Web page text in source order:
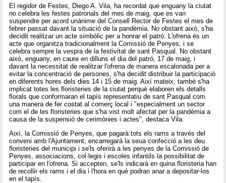
El regidor de Festes, Diego A. Vila, ha recordat que enguany la ciutat
no celebra les festes patronals del mes de maig, que es van
suspendre per acord unànime del Consell Rector de Festes el mes de
febrer passat davant la situació de la pandèmia. No obstant això, s'ha
decidit realitzar un acte simbòlic per a honrar el patró. L'ofrena és un
acte que organitza tradicionalment la Comissió de Penyes, i se
celebra sempre la vespra de la festivitat de sant Pasqual. No obstant
això, enguany, en caure en dilluns el dia del patró, 17 de maig, i
davant la necessitat de realitzar l'ofrena de manera escalonada per a
evitar la concentració de persones, s'ha decidit distribuir la participació
en diferents hores dels dies 14 i 15 de maig. Així mateix, també s'ha
implicat totes les floristeries de la ciutat perquè elaboren els detalls
florals que conformaran el tapís representatiu de sant Pasqual com
una manera de fer costat al comerç local i "especialment un sector
com el de les floristeries que s'ha vist molt afectat per la pandèmia a
causa de la suspensió de cerimònies i actes", destaca Vila.
Així, la Comissió de Penyes, que pagarà tots els rams a través del
conveni amb l'Ajuntament, encarregarà la seua confecció a les deu
floristeries del municipi i se'ls oferirà a les penyes de la Comissió de
Penyes, associacions, col·legis i escoles infantils la possibilitat de
participar en l'ofrena. Si accepten, se'ls indicarà en quina floristeria han
de recollir els rams i el dia i l'hora en què podran anar a depositar-los
en el tapís.